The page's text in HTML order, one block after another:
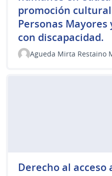
promoción
Personas
con discapacidad.
Agueda Mirta Restaino
Derecho al acceso